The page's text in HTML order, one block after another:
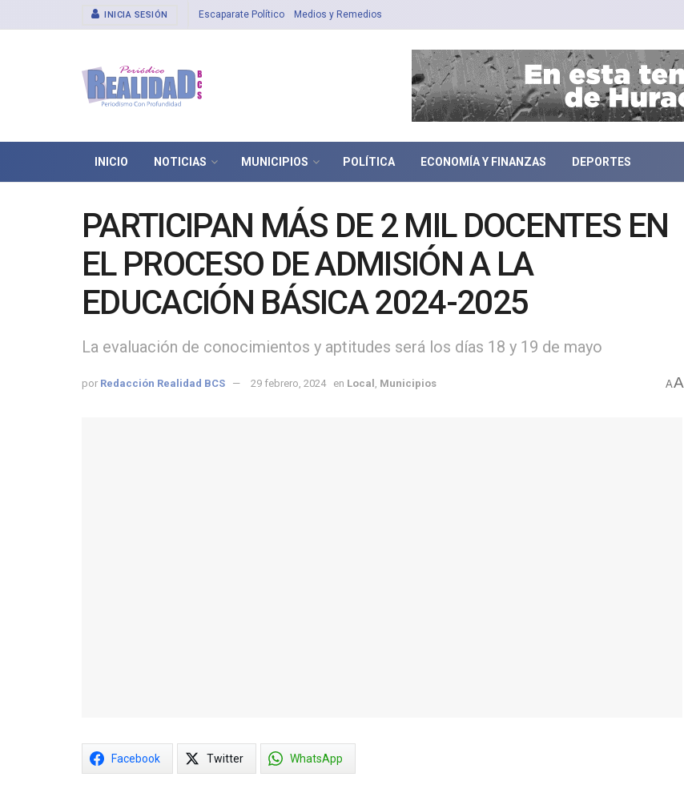
INICIA SESIÓN Escaparate Político Medios y Remedios
INICIO NOTICIAS MUNICIPIOS POLÍTICA ECONOMÍA Y FINANZAS DEPORTES
PARTICIPAN MÁS DE 2 MIL DOCENTES EN
EL PROCESO DE ADMISIÓN A LA
EDUCACIÓN BÁSICA 2024-2025
La evaluación de conocimientos y aptitudes será los días 18 y 19 de mayo
por Redacción Realidad BCS 29 febrero, 2024 en Local Municipios AA
Facebook Twitter WhatsApp